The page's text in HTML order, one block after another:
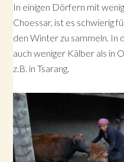
In einigen Dörfern mit
Choessar, ist es schwierig
den Winter zu sammeln.
auch weniger Kälber als in
z.B. in Tsarang.